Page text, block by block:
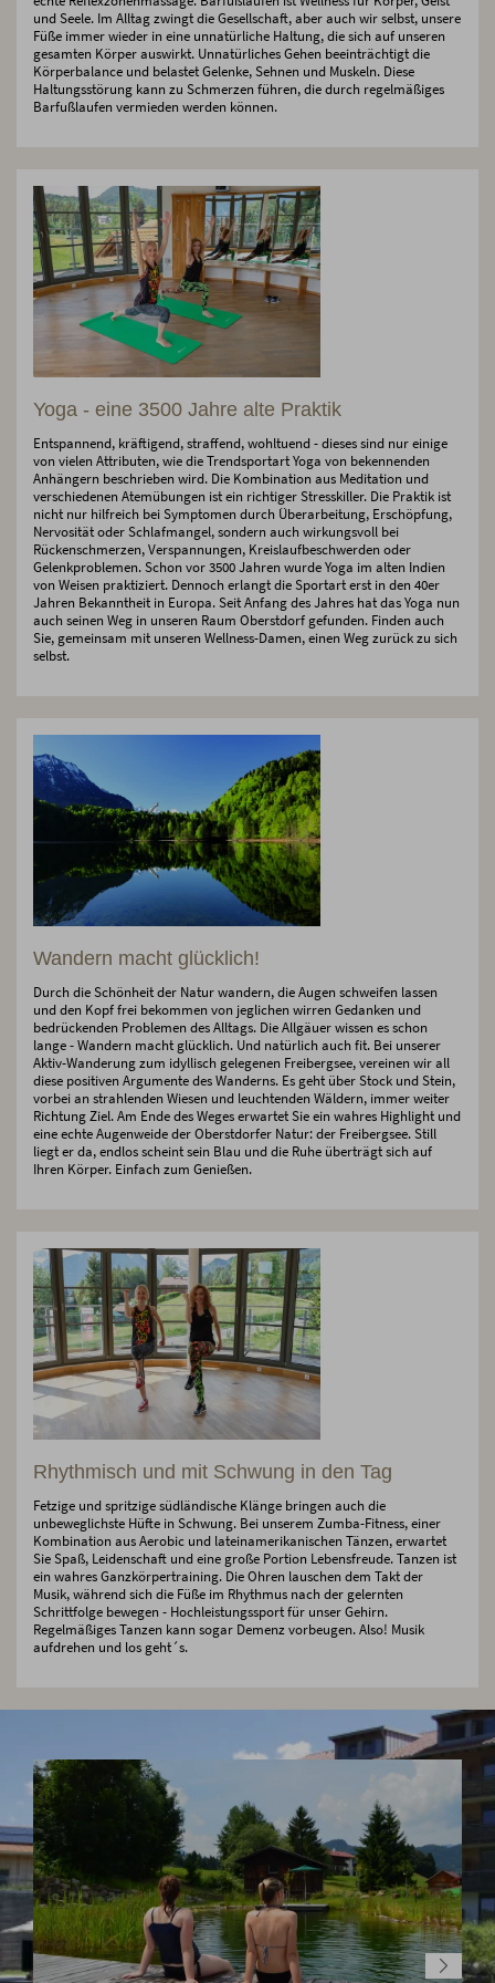
und Seele. Im Alltag zwingt die Gesellschaft, aber auch wir selbst, unsere
Füße immer wieder in eine unnatürliche Haltung, die sich auf unseren
gesamten Körper auswirkt. Unnatürliches Gehen beeinträchtigt die
Körperbalance und belastet Gelenke, Sehnen und Muskeln. Diese
Haltungsstörung kann zu Schmerzen führen, die durch regelmäßiges
Barfußlaufen vermieden werden können.
Yoga - eine 3500 Jahre alte Praktik
Entspannend, kräftigend, straffend, wohltuend - dieses sind nur einige
von vielen Attributen, wie die Trendsportart Yoga von bekennenden
Anhängern beschrieben wird. Die Kombination aus Meditation und
verschiedenen Atemübungen ist ein richtiger Stresskiller. Die Praktik ist
nicht nur hilfreich bei Symptomen durch Überarbeitung, Erschöpfung,
Nervosität oder Schlafmangel, sondern auch wirkungsvoll bei
Rückenschmerzen, Verspannungen, Kreislaufbeschwerden oder
Gelenkproblemen. Schon vor 3500 Jahren wurde Yoga im alten Indien
von Weisen praktiziert. Dennoch erlangt die Sportart erst in den 40er
Jahren Bekanntheit in Europa. Seit Anfang des Jahres hat das Yoga nun
auch seinen Weg in unseren Raum Oberstdorf gefunden. Finden auch
Sie, gemeinsam mit unseren Wellness-Damen, einen Weg zurück zu sich
selbst.
Wandern macht glücklich!
Durch die Schönheit der Natur wandern, die Augen schweifen lassen
und den Kopf frei bekommen von jeglichen wirren Gedanken und
bedrückenden Problemen des Alltags. Die Allgäuer wissen es schon
lange - Wandern macht glücklich. Und natürlich auch fit. Bei unserer
Aktiv-Wanderung zum idyllisch gelegenen Freibergsee, vereinen wir all
diese positiven Argumente des Wanderns. Es geht über Stock und Stein,
vorbei an strahlenden Wiesen und leuchtenden Wäldern, immer weiter
Richtung Ziel. Am Ende des Weges erwartet Sie ein wahres Highlight und
eine echte Augenweide der Oberstdorfer Natur: der Freibergsee. Still
liegt er da, endlos scheint sein Blau und die Ruhe überträgt sich auf
Ihren Körper. Einfach zum Genießen.
Rhythmisch und mit Schwung in den Tag
Fetzige und spritzige südländische Klänge bringen auch die
unbeweglichste Hüfte in Schwung. Bei unserem Zumba-Fitness, einer
Kombination aus Aerobic und lateinamerikanischen Tänzen, erwartet
Sie Spaß, Leidenschaft und eine große Portion Lebensfreude. Tanzen ist
ein wahres Ganzkörpertraining. Die Ohren lauschen dem Takt der
Musik, während sich die Füße im Rhythmus nach der gelernten
Schrittfolge bewegen - Hochleistungssport für unser Gehirn.
Regelmäßiges Tanzen kann sogar Demenz vorbeugen. Also! Musik
aufdrehen und los geht´s.